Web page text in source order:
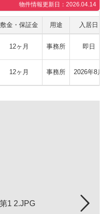
物件情報更新日：2026.04.14
敷金・保証金 用途 入居日
12ヶ月 事務所 即日
12ヶ月 事務所 2026年8月